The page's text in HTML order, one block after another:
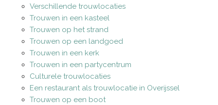
Verschillende trouwlocaties
Trouwen in een kasteel
Trouwen op het strand
Trouwen op een landgoed
Trouwen in een kerk
Trouwen in een partycentrum
Culturele trouwlocaties
Een restaurant als trouwlocatie in Overijssel
Trouwen op een boot